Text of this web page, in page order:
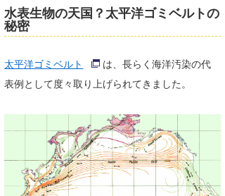
水表生物の天国？太平洋ゴミベルトの
秘密
太平洋ゴミベルト
は、長らく海洋汚染の代
表例として度々取り上げられてきました。
ライター/寄稿メディア
Naoya Kimoto
mitsuteru Kamio
Yoshiyuki Obata
arukasvision
メディア
SURFMEDIA
Colors MAGAZINE
WAVAL
波伝説アンバサダー/プロライダー
中浦“JET”章
嵯峨明日香
波伝説スタッフ
☆加藤
+☆maki☆+
波伝説